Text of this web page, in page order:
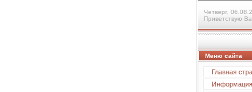
Четверг,
Приветствую
Меню сайта
Главная